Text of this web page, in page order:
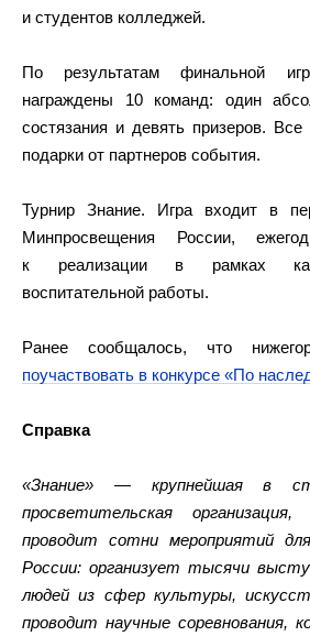
и студентов колледжей.
По результатам финальной
награждены 10 команд: один
состязания и девять призеров.
подарки от партнеров события.
Турнир Знание. Игра входит в
Минпросвещения России,
к реализации в рамках
воспитательной работы.
Ранее сообщалось, что
поучаствовать в конкурсе «По
Справка
«Знание» — крупнейшая в
просветительская
проводит сотни мероприятий
России: организует тысячи
людей из сфер культуры,
проводит научные соревнования,